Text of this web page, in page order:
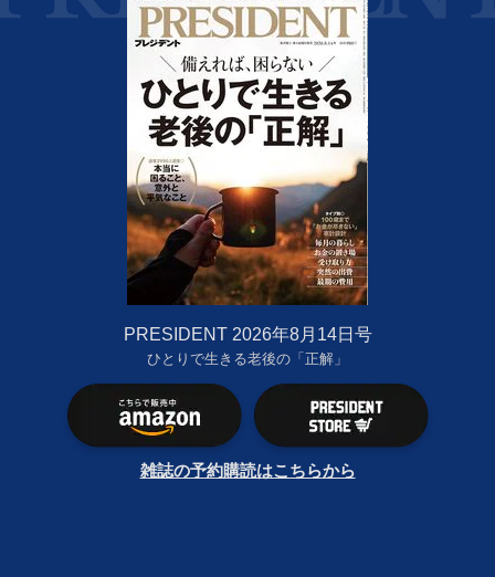
PRESIDENT 2026年8月14日号
ひとりで生きる老後の「正解」
雑誌の予約購読はこちらから